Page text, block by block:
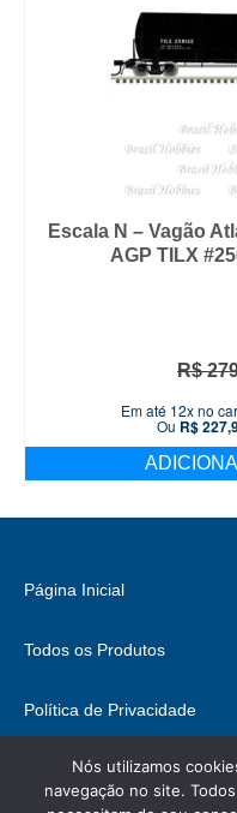
Escala N – Vagão
AGP TILX
R$
Em até 12x no
Ou R$
Página Inicial
Todos os Produtos
Política de Privacidade
Fale Conosco
Nós utilizamos
navegação no site.